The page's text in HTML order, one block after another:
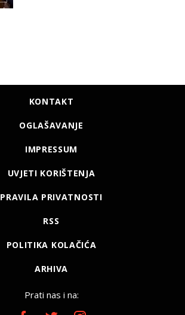
KONTAKT
OGLAŠAVANJE
IMPRESSUM
UVJETI KORIŠTENJA
PRAVILA PRIVATNOSTI
RSS
POLITIKA KOLAČIĆA
ARHIVA
Prati nas i na: